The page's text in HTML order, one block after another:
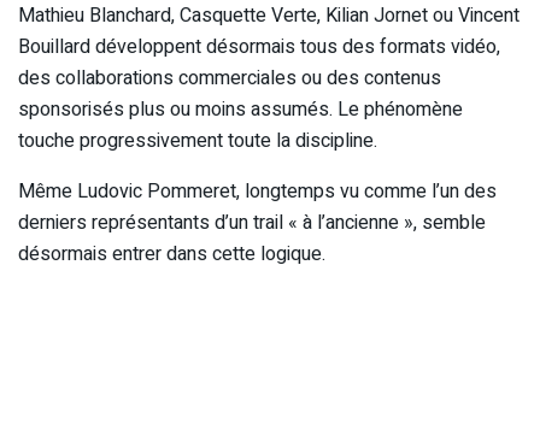
Mathieu Blanchard, Casquette Verte, Kilian Jornet ou Vincent
Bouillard développent désormais tous des formats vidéo,
des collaborations commerciales ou des contenus
sponsorisés plus ou moins assumés. Le phénomène
touche progressivement toute la discipline.
Même Ludovic Pommeret, longtemps vu comme l’un des
derniers représentants d’un trail « à l’ancienne », semble
désormais entrer dans cette logique.